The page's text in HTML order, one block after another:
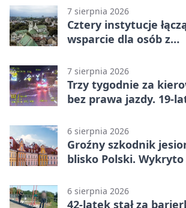
7 sierpnia 2026
Cztery instytucje
wsparcie dla osób z
7 sierpnia 2026
Trzy tygodnie za
bez prawa jazdy. 19-
6 sierpnia 2026
Groźny szkodnik
blisko Polski.
6 sierpnia 2026
42-latek stał za